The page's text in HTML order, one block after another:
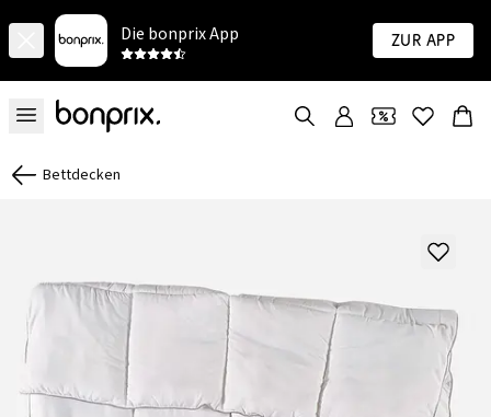
Die bonprix App Zur App
Bettdecken